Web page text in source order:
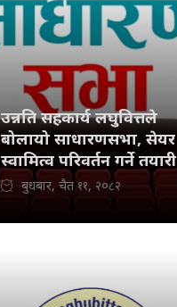
उन्नति सहकार्य लघुवित्तले
बोलायो साधारणसभा, सेयर
स्वामित्व परिवर्तन गर्ने तयारी
बुधबार, चैत ११, २०८२